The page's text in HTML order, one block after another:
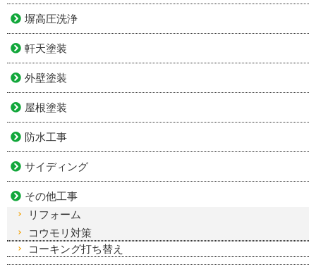
塀高圧洗浄
軒天塗装
外壁塗装
屋根塗装
防水工事
サイディング
その他工事
リフォーム
コウモリ対策
コーキング打ち替え